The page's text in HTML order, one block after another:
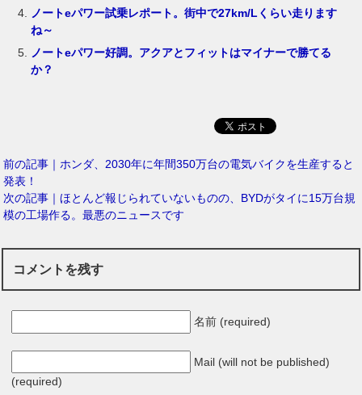
ノートeパワー試乗レポート。街中で27km/Lくらい走ります
ね～
ノートeパワー好調。アクアとフィットはマイナーで勝てる
か？
前の記事｜ホンダ、2030年に年間350万台の電気バイクを生産すると
発表！
次の記事｜ほとんど報じられていないものの、BYDがタイに15万台規
模の工場作る。最悪のニュースです
コメントを残す
名前 (required)
Mail (will not be published)
(required)